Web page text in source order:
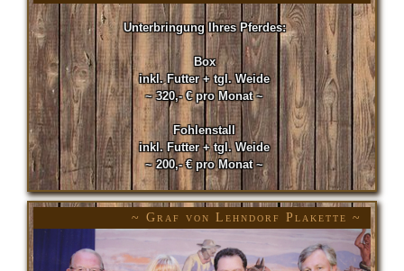
Unterbringung Ihres Pferdes:
Box
inkl. Futter + tgl. Weide
~ 320,- € pro Monat ~
Fohlenstall
inkl. Futter + tgl. Weide
~ 200,- € pro Monat ~
~ Graf von Lehndorf Plakette ~